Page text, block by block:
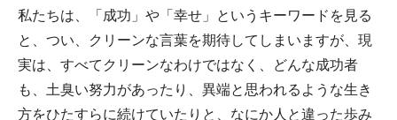
私たちは、「成功」や「幸せ」というキーワードを見る
と、つい、クリーンな言葉を期待してしまいますが、現
実は、すべてクリーンなわけではなく、どんな成功者
も、土臭い努力があったり、異端と思われるような生き
方をひたすらに続けていたりと、なにか人と違った歩み